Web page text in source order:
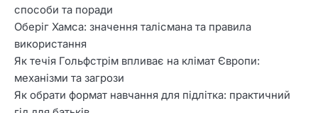
способи та поради
Оберіг Хамса: значення талісмана та правила
використання
Як течія Гольфстрім впливає на клімат Європи:
механізми та загрози
Як обрати формат навчання для підлітка: практичний